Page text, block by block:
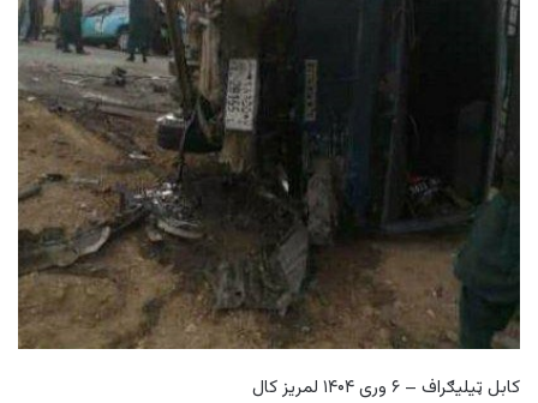
کابل ټیلیګراف – ۶ وری ۱۴۰۴ لمریز کال